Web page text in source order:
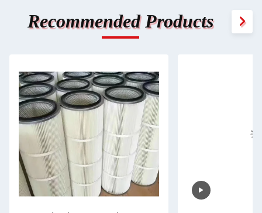
Recommended Products